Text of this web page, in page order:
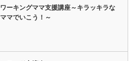
ワーキングママ支援講座～キラッキラな
ママでいこう！～